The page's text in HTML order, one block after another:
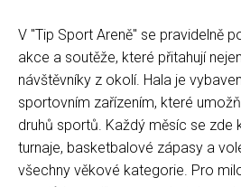
V "Tip Sport Areně" se pravidelně
akce a soutěže, které přitahují
návštěvníky z okolí. Hala je
sportovním zařízením, které
druhů sportů. Každý měsíc se zde
turnaje, basketbalové zápasy a
všechny věkové kategorie. Pro